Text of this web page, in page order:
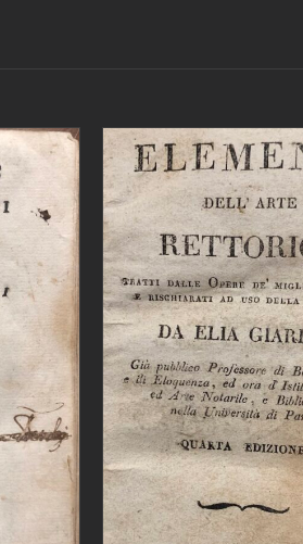
AGGIUNGI AL
DETTAGLI